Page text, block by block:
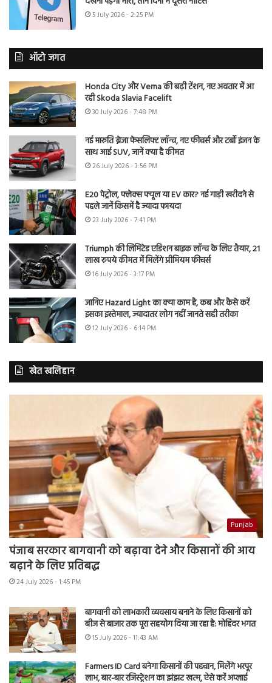
5 July 2026 - 2:25 PM
ऑटो जगत
Honda City और Verna की बढ़ी टेंशन, नए अवतार में आ
रही Skoda Slavia Facelift
30 July 2026 - 7:48 PM
नई मारुति ब्रेजा फेसलिफ्ट लॉन्च, नए फीचर्स और टर्बो इंजन के
साथ आई SUV, जानें क्या है कीमत
26 July 2026 - 3:56 PM
E20 पेट्रोल, फ्लेक्स फ्यूल या EV कार? नई गाड़ी खरीदने से
पहले जानें किसमें है ज्यादा फायदा
23 July 2026 - 7:41 PM
Triumph की लिमिटेड एडिशन बाइक लॉन्च के लिए तैयार, 21
लाख रुपये कीमत में मिलेंगे प्रीमियम फीचर्स
16 July 2026 - 3:17 PM
जानिए Hazard Light का क्या काम है, कब और कैसे करें
इसका इस्तेमाल, ज्यादातर लोग नहीं जानते सही तरीका
12 July 2026 - 6:14 PM
खेत खलिहान
Punjab
पंजाब सरकार बागवानी को बढ़ावा देने और किसानों की आय
बढ़ाने के लिए प्रतिबद्ध
24 July 2026 - 1:45 PM
बागवानी को लाभकारी व्यवसाय बनाने के लिए किसानों को
बीज से बाजार तक पूरा सहयोग दिया जा रहा है: मोहिंदर भगत
15 July 2026 - 11:43 AM
Farmers ID Card बनेगा किसानों की पहचान, मिलेंगे भरपूर
लाभ, बार-बार रजिस्ट्रेशन का झंझट खत्म, ऐसे करें अप्लाई